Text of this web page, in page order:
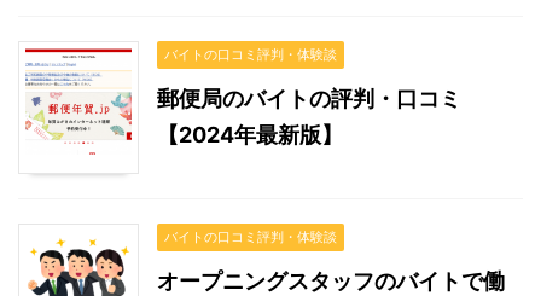
バイトの口コミ評判・体験談
郵便局のバイトの評判・口コミ
【2024年最新版】
バイトの口コミ評判・体験談
オープニングスタッフのバイトで働